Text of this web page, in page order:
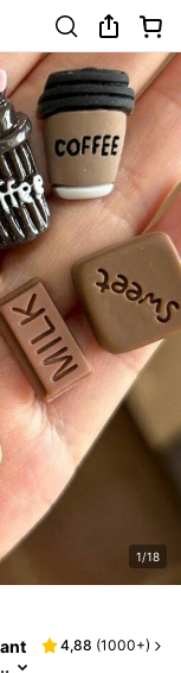
1/18
4,88 (1000+)